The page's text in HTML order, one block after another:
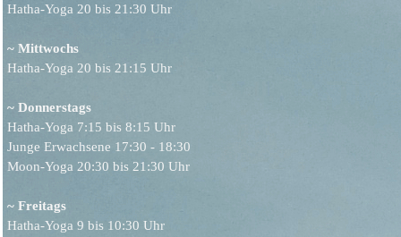
Hatha-Yoga 20 bis 21:30 Uhr
~ Mittwochs
Hatha-Yoga 20 bis 21:15 Uhr
~ Donnerstags
Hatha-Yoga 7:15 bis 8:15 Uhr
Junge Erwachsene 17:30 - 18:30
Moon-Yoga 20:30 bis 21:30 Uhr
~ Freitags
Hatha-Yoga 9 bis 10:30 Uhr